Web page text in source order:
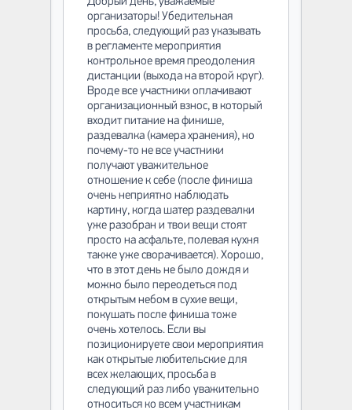
организаторы! Убедительная
просьба, следующий раз указывать
в регламенте мероприятия
контрольное время преодоления
дистанции (выхода на второй круг).
Вроде все участники оплачивают
организационный взнос, в который
входит питание на финише,
раздевалка (камера хранения), но
почему-то не все участники
получают уважительное
отношение к себе (после финиша
очень неприятно наблюдать
картину, когда шатер раздевалки
уже разобран и твои вещи стоят
просто на асфальте, полевая кухня
также уже сворачивается). Хорошо,
что в этот день не было дождя и
можно было переодеться под
открытым небом в сухие вещи,
покушать после финиша тоже
очень хотелось. Если вы
позиционируете свои мероприятия
как открытые любительские для
всех желающих, просьба в
следующий раз либо уважительно
относиться ко всем участникам